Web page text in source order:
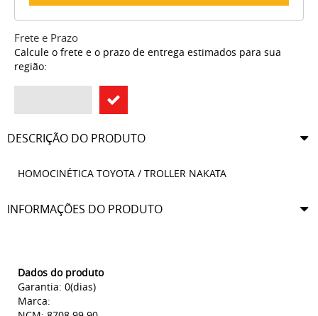
Frete e Prazo
Calcule o frete e o prazo de entrega estimados para sua
região:
DESCRIÇÃO DO PRODUTO
HOMOCINÉTICA TOYOTA / TROLLER NAKATA
INFORMAÇÕES DO PRODUTO
Dados do produto
Garantia: 0(dias)
Marca: